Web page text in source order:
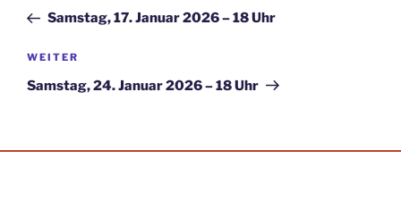
Beitrag
Samstag, 17. Januar 2026 – 18 Uhr
Nächster
Beitrag
WEITER
Samstag, 24. Januar 2026 – 18 Uhr